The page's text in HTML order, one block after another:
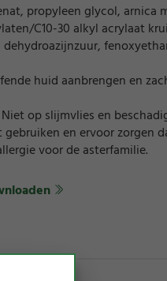
propyleen glycol, arnica
C10-30 alkyl acrylaat
huid aanbrengen en
op slijmvlies en
en ervoor zorgen
voor de asterfamilie.